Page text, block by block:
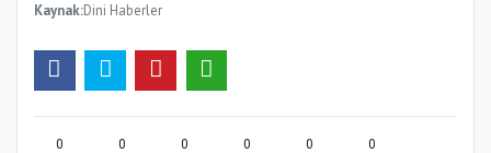
Kaynak:Dini Haberler
0 0 0 0 0 0